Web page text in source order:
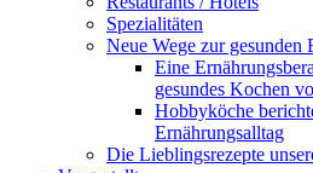
Spezialitäten
Neue Wege zur gesunden
Eine
gesundes Kochen
Hobbyköche
Ernährungsalltag
Die Lieblingsrezepte